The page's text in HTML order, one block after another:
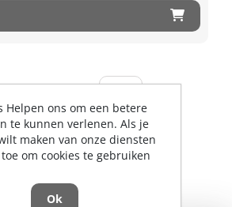
Helpen ons om een betere
te kunnen verlenen. Als je
maken van onze diensten
om cookies te gebruiken
Ok